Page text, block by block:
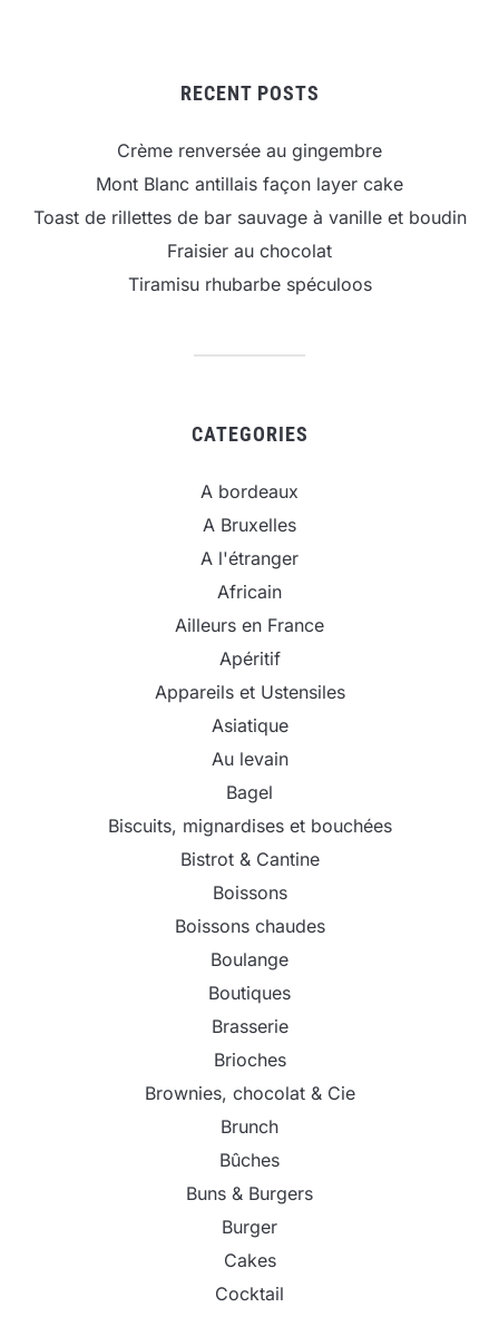
RECENT POSTS
Crème renversée au gingembre
Mont Blanc antillais façon layer cake
Toast de rillettes de bar sauvage à vanille et boudin
Fraisier au chocolat
Tiramisu rhubarbe spéculoos
CATEGORIES
A bordeaux
A Bruxelles
A l'étranger
Africain
Ailleurs en France
Apéritif
Appareils et Ustensiles
Asiatique
Au levain
Bagel
Biscuits, mignardises et bouchées
Bistrot & Cantine
Boissons
Boissons chaudes
Boulange
Boutiques
Brasserie
Brioches
Brownies, chocolat & Cie
Brunch
Bûches
Buns & Burgers
Burger
Cakes
Cocktail